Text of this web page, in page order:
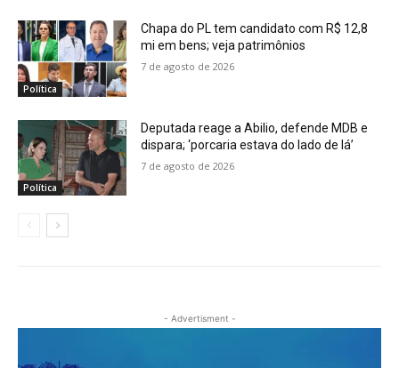
Política
Chapa do PL tem candidato com R$ 12,8
mi em bens; veja patrimônios
7 de agosto de 2026
Política
Deputada reage a Abilio, defende MDB e
dispara; ‘porcaria estava do lado de lá’
7 de agosto de 2026
- Advertisment -